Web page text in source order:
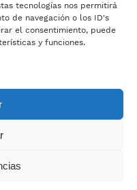
tecnologías nos permitirá
de navegación o los ID's
el consentimiento, puede
y funciones.